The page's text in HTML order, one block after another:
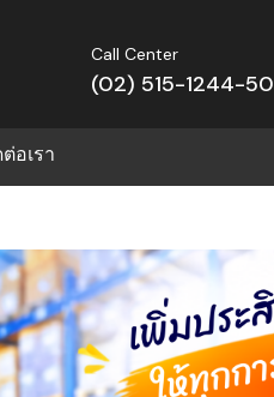
Call Center
(02) 515-1244-50
อเรา